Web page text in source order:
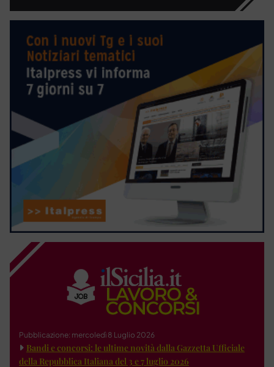
Pubblicazione: mercoledì 8 Luglio 2026
Bandi e concorsi: le ultime novità dalla Gazzetta Ufficiale
della Repubblica Italiana del 3 e 7 luglio 2026